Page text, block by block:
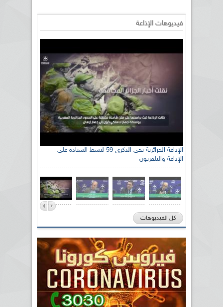
فيديوهات الإذاعة
الإذاعة الجزائرية تحي الذكرى 59 لبسط السيادة على
الإذاعة والتلفزيون
كل الفيديوهات